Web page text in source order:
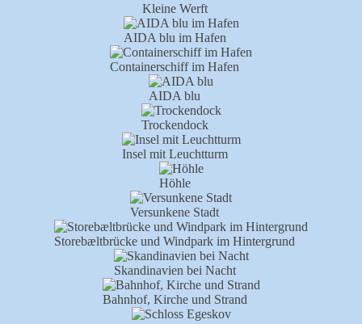
Kleine Werft
AIDA blu im Hafen
Containerschiff im Hafen
AIDA blu
Trockendock
Insel mit Leuchtturm
Höhle
Versunkene Stadt
Storebæltbrücke und Windpark im Hintergrund
Skandinavien bei Nacht
Bahnhof, Kirche und Strand